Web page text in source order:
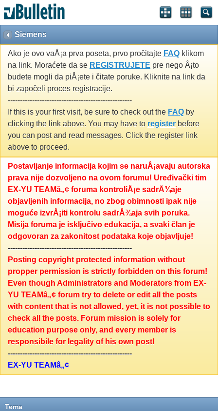
Siemens
Ako je ovo vaÅ¡a prva poseta, prvo pročitajte FAQ klikom
na link. Moraćete da se REGISTRUJETE pre nego Å¡to
budete mogli da piÅ¡ete i čitate poruke. Kliknite na link da
bi započeli proces registracije.
---------------------------------------------------
If this is your first visit, be sure to check out the FAQ by
clicking the link above. You may have to register before
you can post and read messages. Click the register link
above to proceed.
Postavljanje informacija kojim se naruÅ¡avaju autorska
prava nije dozvoljeno na ovom forumu! Uređivački tim
EX-YU TEAMâ„¢ foruma kontroliÅ¡e sadrÅ¾aje
objavljenih informacija, no zbog obimnosti ipak nije
moguće izvrÅ¡iti kontrolu sadrÅ¾aja svih poruka.
Misija foruma je isključivo edukacija, a svaki član je
odgovoran za zakonitost podataka koje objavljuje!
---------------------------------------------------
Posting copyright protected information without
propper permission is strictly forbidden on this forum!
Even though Administrators and Moderators from EX-
YU TEAMâ„¢ forum try to delete or edit all the posts
with content that is not allowed, yet, it is not possible to
check all the posts. Forum mission is solely for
education purpose only, and every member is
responsibile for legality of his own post!
---------------------------------------------------
EX-YU TEAMâ„¢
Tema